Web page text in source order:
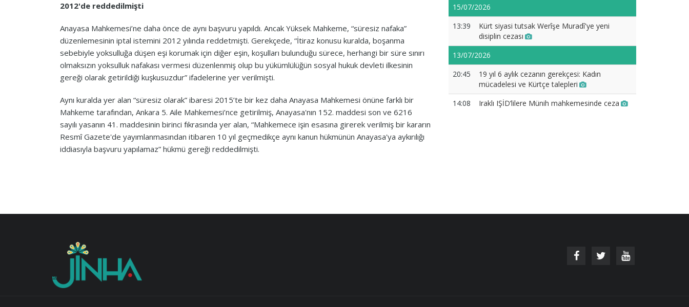
2012'de reddedilmişti
Anayasa Mahkemesi’ne daha önce de aynı başvuru yapıldı. Ancak Yüksek Mahkeme, “süresiz nafaka”
düzenlemesinin iptal istemini 2012 yılında reddetmişti. Gerekçede, “İtiraz konusu kuralda, boşanma
sebebiyle yoksulluğa düşen eşi korumak için diğer eşin, koşulları bulunduğu sürece, herhangi bir süre sınırı
olmaksızın yoksulluk nafakası vermesi düzenlenmiş olup bu yükümlülüğün sosyal hukuk devleti ilkesinin
gereği olarak getirildiği kuşkusuzdur” ifadelerine yer verilmişti.
Aynı kuralda yer alan “süresiz olarak” ibaresi 2015’te bir kez daha Anayasa Mahkemesi önüne farklı bir
Mahkeme tarafından, Ankara 5. Aile Mahkemesi’nce getirilmiş, Anayasa'nın 152. maddesi son ve 6216
sayılı yasanın 41. maddesinin birinci fıkrasında yer alan, “Mahkemece işin esasına girerek verilmiş bir kararın
Resmî Gazete'de yayımlanmasından itibaren 10 yıl geçmedikçe aynı kanun hükmünün Anayasa'ya aykırılığı
iddiasıyla başvuru yapılamaz” hükmü gereği reddedilmişti.
15/07/2026
13:39
Kürt siyasi tutsak Werîşe Muradî'ye yeni
disiplin cezası
13/07/2026
20:45
19 yıl 6 aylık cezanın gerekçesi: Kadın
mücadelesi ve Kürtçe talepleri
14:08
Iraklı IŞİD’lilere Münih mahkemesinde ceza